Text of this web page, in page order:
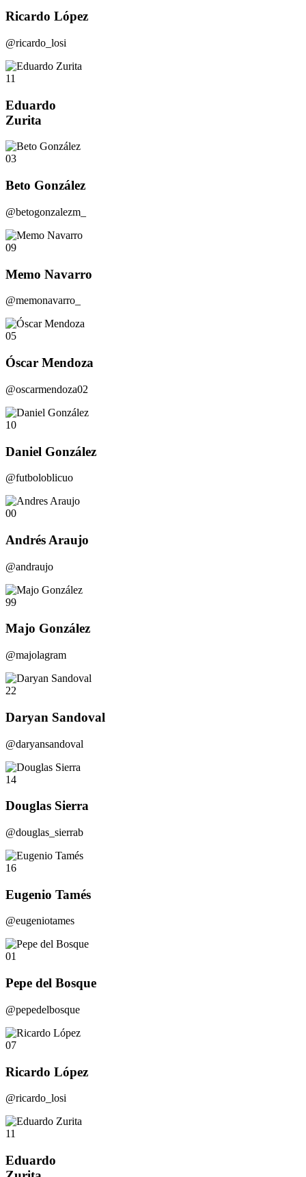
Ricardo López
@ricardo_losi
11
Eduardo
Zurita
03
Beto González
@betogonzalezm_
09
Memo Navarro
@memonavarro_
05
Óscar Mendoza
@oscarmendoza02
10
Daniel González
@futboloblicuo
00
Andrés Araujo
@andraujo
99
Majo González
@majolagram
22
Daryan Sandoval
@daryansandoval
14
Douglas Sierra
@douglas_sierrab
16
Eugenio Tamés
@eugeniotames
01
Pepe del Bosque
@pepedelbosque
07
Ricardo López
@ricardo_losi
11
Eduardo